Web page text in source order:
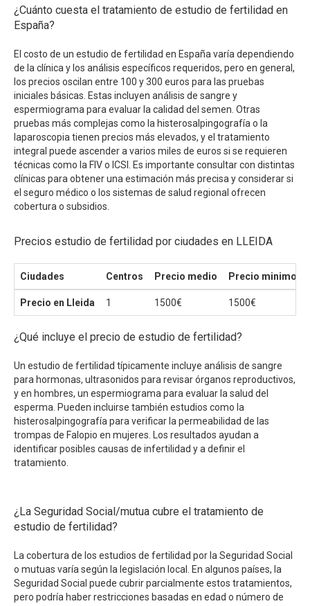
¿Cuánto cuesta el tratamiento de estudio de fertilidad en
España?
El costo de un estudio de fertilidad en España varía dependiendo
de la clínica y los análisis específicos requeridos, pero en general,
los precios oscilan entre 100 y 300 euros para las pruebas
iniciales básicas. Estas incluyen análisis de sangre y
espermiograma para evaluar la calidad del semen. Otras
pruebas más complejas como la histerosalpingografía o la
laparoscopia tienen precios más elevados, y el tratamiento
integral puede ascender a varios miles de euros si se requieren
técnicas como la FIV o ICSI. Es importante consultar con distintas
clínicas para obtener una estimación más precisa y considerar si
el seguro médico o los sistemas de salud regional ofrecen
cobertura o subsidios.
Precios estudio de fertilidad por ciudades en LLEIDA
Ciudades Centros Precio medio Precio minimo
Precio en Lleida 1 1500€ 1500€
¿Qué incluye el precio de estudio de fertilidad?
Un estudio de fertilidad típicamente incluye análisis de sangre
para hormonas, ultrasonidos para revisar órganos reproductivos,
y en hombres, un espermiograma para evaluar la salud del
esperma. Pueden incluirse también estudios como la
histerosalpingografía para verificar la permeabilidad de las
trompas de Falopio en mujeres. Los resultados ayudan a
identificar posibles causas de infertilidad y a definir el
tratamiento.
¿La Seguridad Social/mutua cubre el tratamiento de
estudio de fertilidad?
La cobertura de los estudios de fertilidad por la Seguridad Social
o mutuas varía según la legislación local. En algunos países, la
Seguridad Social puede cubrir parcialmente estos tratamientos,
pero podría haber restricciones basadas en edad o número de